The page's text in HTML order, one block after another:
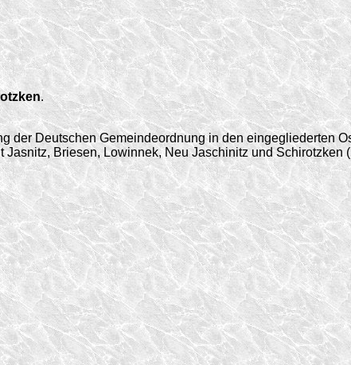
.
der Deutschen Gemeindeordnung in den eingegliederten
Jasnitz, Briesen, Lowinnek, Neu Jaschinitz und Schirotzken